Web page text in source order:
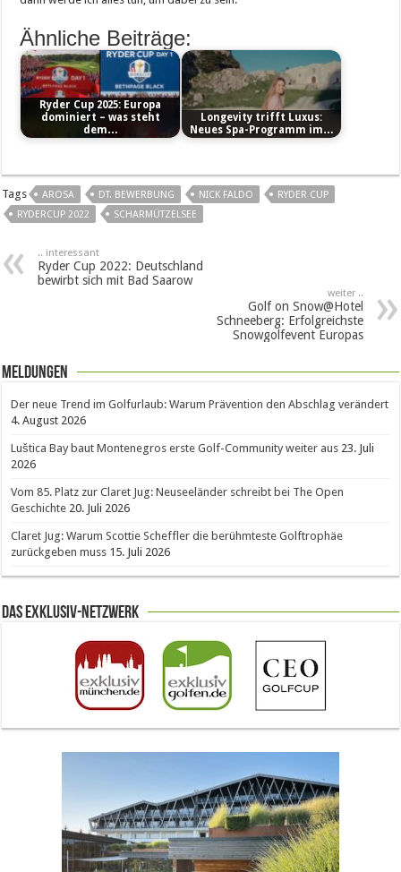
Ähnliche Beiträge:
Ryder Cup 2025: Europa
dominiert – was steht
dem…
Longevity trifft Luxus:
Neues Spa-Programm im…
Tags AROSA DT. BEWERBUNG NICK FALDO
RYDER CUP
RYDERCUP 2022
SCHARMÜTZELSEE
.. interessant
Ryder Cup 2022: Deutschland
bewirbt sich mit Bad Saarow
weiter ..
Golf on Snow@Hotel
Schneeberg: Erfolgreichste
Snowgolfevent Europas
Meldungen
Der neue Trend im Golfurlaub: Warum Prävention den Abschlag verändert
4. August 2026
Luštica Bay baut Montenegros erste Golf-Community weiter aus 23. Juli
2026
Vom 85. Platz zur Claret Jug: Neuseeländer schreibt bei The Open
Geschichte 20. Juli 2026
Claret Jug: Warum Scottie Scheffler die berühmteste Golftrophäe
zurückgeben muss 15. Juli 2026
Das Exklusiv-Netzwerk